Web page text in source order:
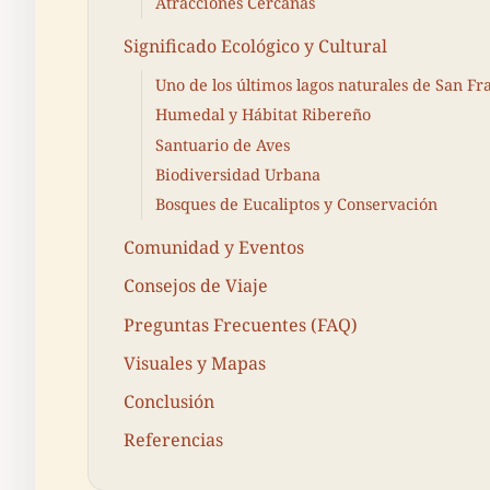
Significado Ecológico y Cultural
Uno de los últimos lagos naturales de San
Humedal y Hábitat Ribereño
Santuario de Aves
Biodiversidad Urbana
Bosques de Eucaliptos y Conservación
Comunidad y Eventos
Consejos de Viaje
Preguntas Frecuentes (FAQ)
Visuales y Mapas
Conclusión
Referencias